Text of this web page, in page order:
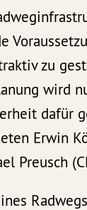
zu
wird
dafür
Erwin
Preusch